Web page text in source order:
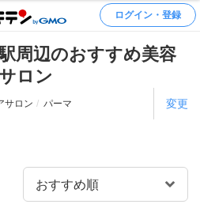
ログイン・登録
周辺のおすすめ美容
ロン
サロン パーマ 変更